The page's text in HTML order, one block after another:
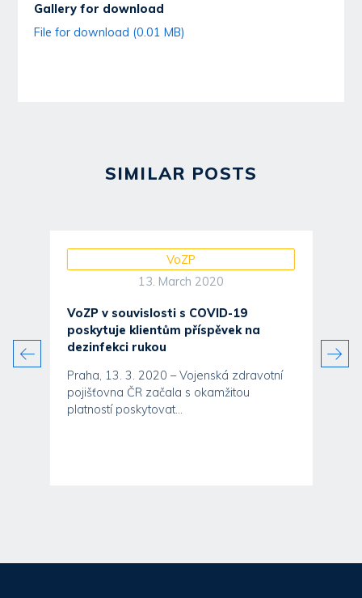
Gallery for download
File for download (0.01 MB)
SIMILAR POSTS
VoZP
13. March 2020
VoZP v souvislosti s COVID-19
poskytuje klientům příspěvek na
dezinfekci rukou
Praha, 13. 3. 2020 – Vojenská zdravotní
pojišťovna ČR začala s okamžitou
platností poskytovat...